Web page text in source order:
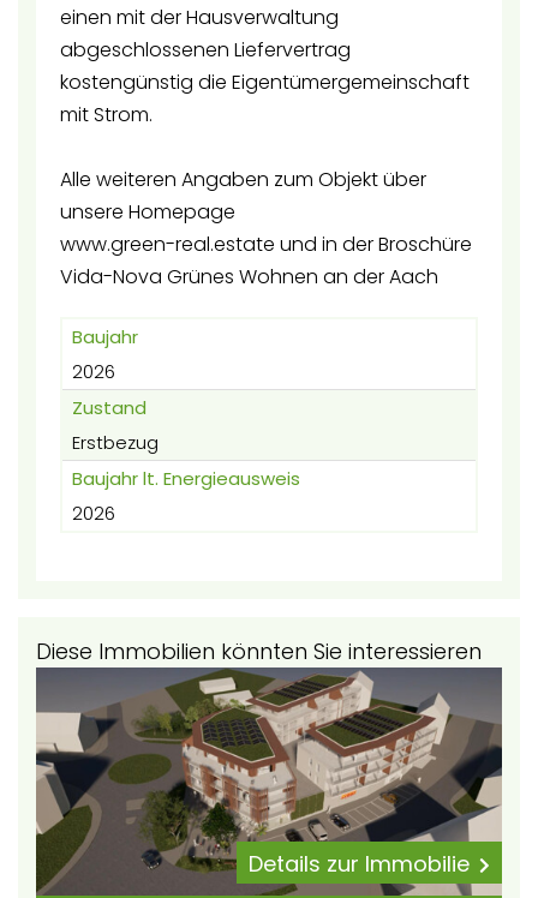
einen mit der Hausverwaltung
abgeschlossenen Liefervertrag
kostengünstig die Eigentümergemeinschaft
mit Strom.
Alle weiteren Angaben zum Objekt über
unsere Homepage
www.green-real.estate und in der Broschüre
Vida-Nova Grünes Wohnen an der Aach
Baujahr
2026
Zustand
Erstbezug
Baujahr lt. Energieausweis
2026
Diese Immobilien könnten Sie interessieren
Details zur Immobilie